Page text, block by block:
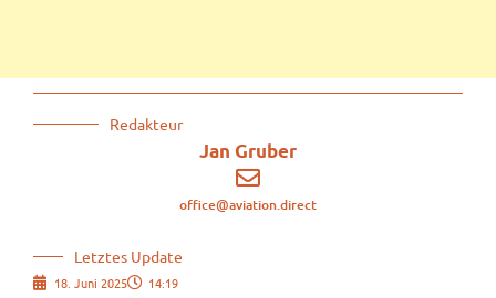
Redakteur
Jan Gruber
office@aviation.direct
Letztes Update
18. Juni 2025 14:19